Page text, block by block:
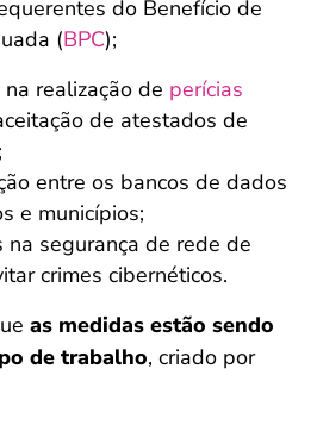
do Benefício de
(BPC);
realização de perícias
de atestados de
entre os bancos de dados
e municípios;
na segurança de rede de
crimes cibernéticos.
as medidas estão sendo
de trabalho, criado por